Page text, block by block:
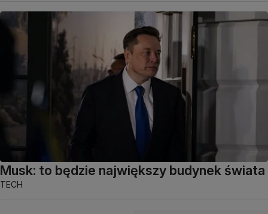
Musk: to będzie największy budynek świata
TECH